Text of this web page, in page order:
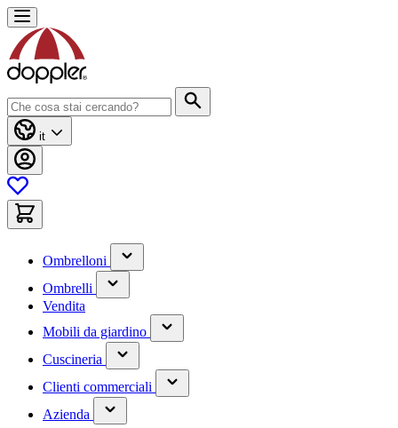
Salta
al
contenuto
it
Ombrelloni
(contiene
un
sottomenu)
Ombrelli
(contiene
un
Vendita
Mobili da giardino
(contiene
un
Cuscineria
(contiene
un
sottomenu)
Clienti commerciali
(has
submenu)
Azienda
(has
submenu)